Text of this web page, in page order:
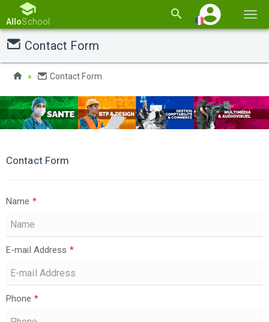
la
AlloSchool
Contact Form
Contact Form
Contact Form
Name *
E-mail Address *
Phone *